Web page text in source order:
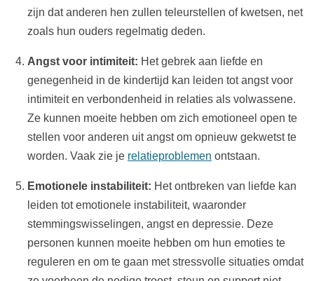
zijn dat anderen hen zullen teleurstellen of kwetsen, net
zoals hun ouders regelmatig deden.
Angst voor intimiteit: Het gebrek aan liefde en
genegenheid in de kindertijd kan leiden tot angst voor
intimiteit en verbondenheid in relaties als volwassene.
Ze kunnen moeite hebben om zich emotioneel open te
stellen voor anderen uit angst om opnieuw gekwetst te
worden. Vaak zie je relatieproblemen ontstaan.
Emotionele instabiliteit: Het ontbreken van liefde kan
leiden tot emotionele instabiliteit, waaronder
stemmingswisselingen, angst en depressie. Deze
personen kunnen moeite hebben om hun emoties te
reguleren en om te gaan met stressvolle situaties omdat